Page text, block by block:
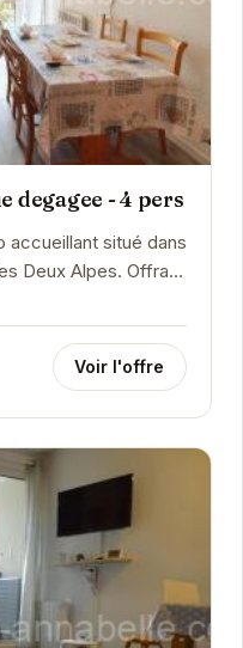
degagee - 4 pers
accueillant situé dans
Deux Alpes. Offrant
Voir l'offre